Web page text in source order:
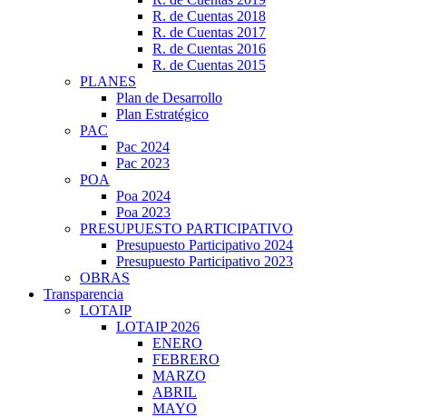
R. de Cuentas 2018
R. de Cuentas 2017
R. de Cuentas 2016
R. de Cuentas 2015
PLANES
Plan de Desarrollo
Plan Estratégico
PAC
Pac 2024
Pac 2023
POA
Poa 2024
Poa 2023
PRESUPUESTO PARTICIPATIVO
Presupuesto Participativo 2024
Presupuesto Participativo 2023
OBRAS
Transparencia
LOTAIP
LOTAIP 2026
ENERO
FEBRERO
MARZO
ABRIL
MAYO